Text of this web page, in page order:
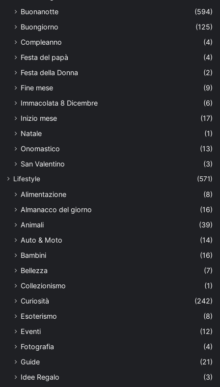
Buonanotte
(594)
Buongiorno
(125)
Compleanno
(4)
Festa del papà
(4)
Festa della Donna
(2)
Fine mese
(9)
Immacolata 8 Dicembre
(6)
Inizio mese
(17)
Natale
(1)
Onomastico
(13)
San Valentino
(3)
Lifestyle (571)
Alimentazione
(8)
Almanacco del giorno
(16)
Animali
(39)
Auto & Moto
(14)
Bambini
(16)
Bellezza
(7)
Collezionismo
(1)
Curiosità
(242)
Esoterismo
(8)
Eventi
(12)
Fotografia
(4)
Guide
(21)
Idee Regalo
(3)